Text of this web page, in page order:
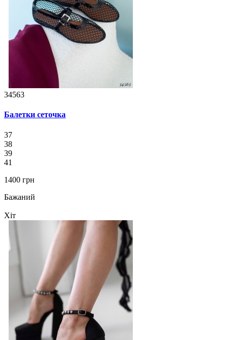
34563
Балетки сеточка
37
38
39
41
1400 грн
Бажаний
Хіт